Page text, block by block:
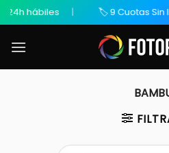
hábiles 🏷️ 9 Cuotas Sin